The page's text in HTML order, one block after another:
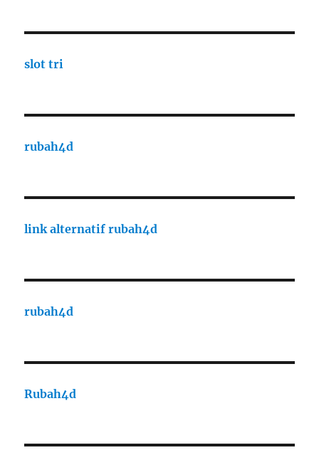
slot tri
rubah4d
link alternatif rubah4d
rubah4d
Rubah4d